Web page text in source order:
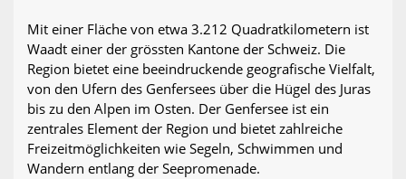
Mit einer Fläche von etwa 3.212 Quadratkilometern ist
Waadt einer der grössten Kantone der Schweiz. Die
Region bietet eine beeindruckende geografische Vielfalt,
von den Ufern des Genfersees über die Hügel des Juras
bis zu den Alpen im Osten. Der Genfersee ist ein
zentrales Element der Region und bietet zahlreiche
Freizeitmöglichkeiten wie Segeln, Schwimmen und
Wandern entlang der Seepromenade.